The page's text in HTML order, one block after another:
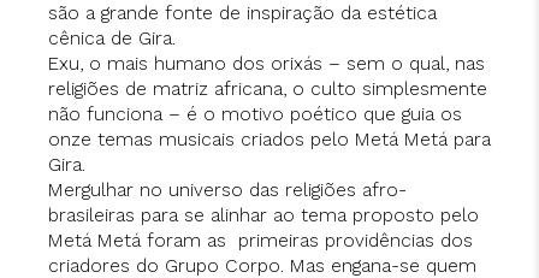
são a grande fonte de inspiração da estética
cênica de Gira.
Exu, o mais humano dos orixás – sem o qual, nas
religiões de matriz africana, o culto simplesmente
não funciona – é o motivo poético que guia os
onze temas musicais criados pelo Metá Metá para
Gira.
Mergulhar no universo das religiões afro-
brasileiras para se alinhar ao tema proposto pelo
Metá Metá foram as primeiras providências dos
criadores do Grupo Corpo. Mas engana-se quem